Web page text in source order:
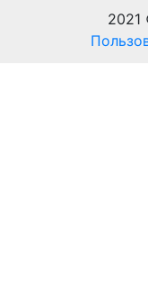
2021